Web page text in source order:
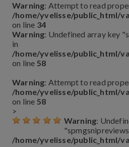
Warning: Attempt to read
/home/yvelisse/public_html/
on line 34
Warning: Undefined array key
in
/home/yvelisse/public_html/
on line 58
Warning: Attempt to read
/home/yvelisse/public_html/
on line 58
>
Warning:
/home/yvelisse/public_html/